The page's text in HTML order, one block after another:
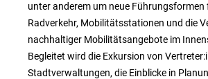
unter anderem um neue Führungsformen
Radverkehr, Mobilitätsstationen und die
nachhaltiger Mobilitätsangebote im
Begleitet wird die Exkursion von
Stadtverwaltungen, die Einblicke in